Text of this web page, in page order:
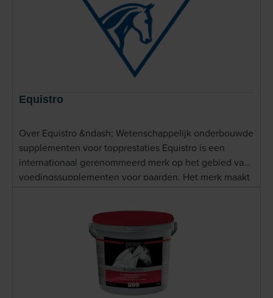
Equistro
Over Equistro &ndash; Wetenschappelijk onderbouwde
supplementen voor topprestaties Equistro is een
internationaal gerenommeerd merk op het gebied van
voedingssupplementen voor paarden. Het merk maakt
betrouwbare partner voor ruiters, fokkers en
dierenartsen wereldwijd. Equistro ontwikkelt
hoogwaardige supplementen die gericht zijn op het
ondersteunen van vitaliteit, spierontwikkeling,
hoefgezondheid, vachtkwaliteit en het algemene
welzijn van paarden. Wat Equistro onderscheidt, is de